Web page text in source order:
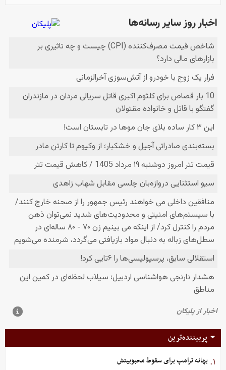
پربیننده‌ترین
۱. بهانه ترامپ برای سقوط محبوبیتش